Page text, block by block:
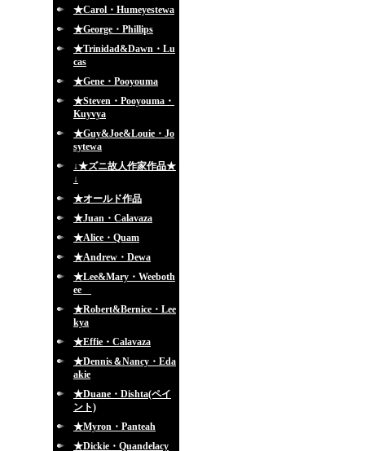
★Carol・Humeyestewa
★George・Phillips
★Trinidad&Dawn・Lu
cas
★Gene・Pooyouma
★Steven・Pooyouma・
Kuyvya
★Guy&Joe&Louie・Jo
sytewa
↓★ズニ故人作家作品★
↓
★オールド作品
★Juan・Calavaza
★Alice・Quam
★Andrew・Dewa
★Lee&Mary・Weeboth
ee
★Robert&Bernice・Lee
kya
★Effie・Calavaza
★Dennis＆Nancy・Eda
akie
★Duane・Dishta(ペイ
ント)
★Myron・Panteah
★Dickie・Quandelacy